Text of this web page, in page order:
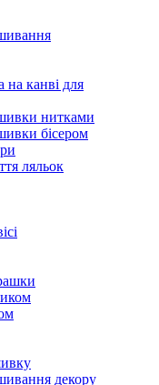
канві для
нитками
бісером
ляльок
декору